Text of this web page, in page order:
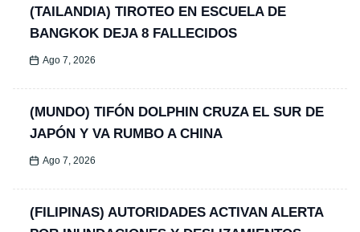
(TAILANDIA) TIROTEO EN ESCUELA DE
BANGKOK DEJA 8 FALLECIDOS
Ago 7, 2026
(MUNDO) TIFÓN DOLPHIN CRUZA EL SUR DE
JAPÓN Y VA RUMBO A CHINA
Ago 7, 2026
(FILIPINAS) AUTORIDADES ACTIVAN ALERTA